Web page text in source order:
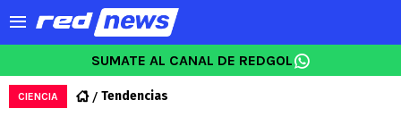
SUMATE AL CANAL DE REDGOL
CIENCIA Tendencias